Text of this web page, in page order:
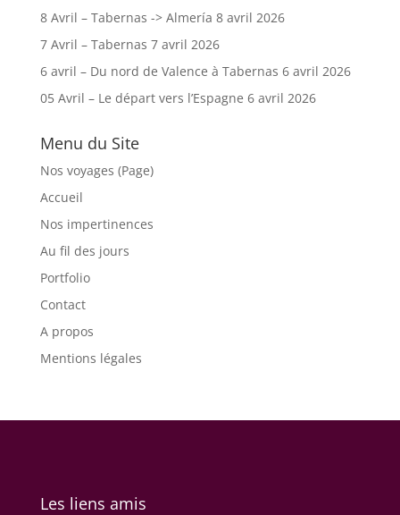
8 Avril – Tabernas -> Almería 8 avril 2026
7 Avril – Tabernas 7 avril 2026
6 avril – Du nord de Valence à Tabernas 6 avril 2026
05 Avril – Le départ vers l’Espagne 6 avril 2026
Menu du Site
Nos voyages (Page)
Accueil
Nos impertinences
Au fil des jours
Portfolio
Contact
A propos
Mentions légales
Les liens amis